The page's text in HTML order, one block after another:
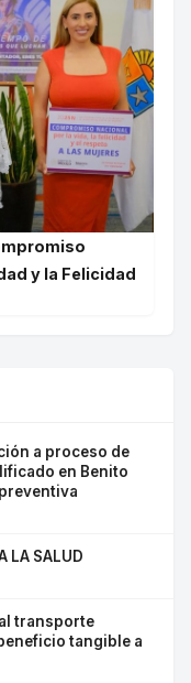
y la Felicidad
a proceso de
en Benito
LA SALUD
transporte
tangible a